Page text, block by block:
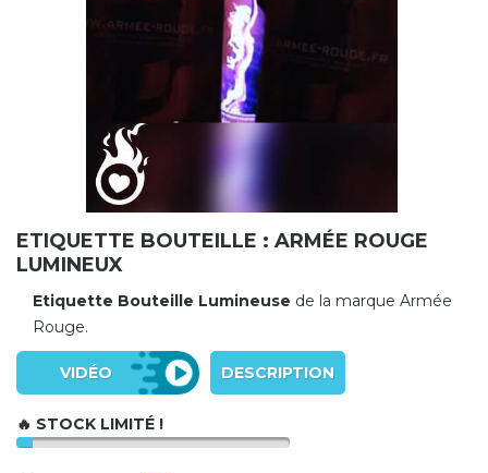
ETIQUETTE BOUTEILLE : ARMÉE ROUGE
LUMINEUX
Etiquette Bouteille Lumineuse de la marque Armée
Rouge.
VIDÉO DESCRIPTION
🔥 STOCK LIMITÉ !